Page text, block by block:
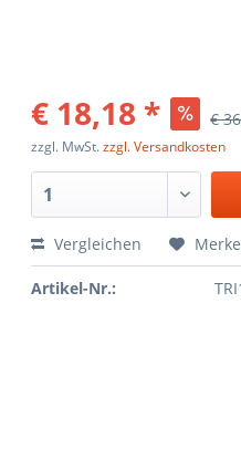
€ 18,18 * €
zzgl. MwSt.zzgl. Versandkosten
Vergleichen
Artikel-Nr.: